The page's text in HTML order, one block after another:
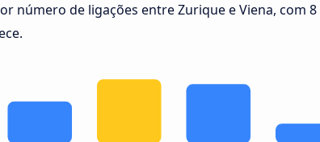
número de ligações entre Zurique e Viena, com 8